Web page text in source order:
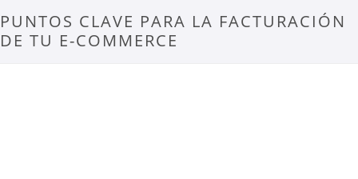
PUNTOS CLAVE PARA LA FACTURACIÓN
DE TU E-COMMERCE